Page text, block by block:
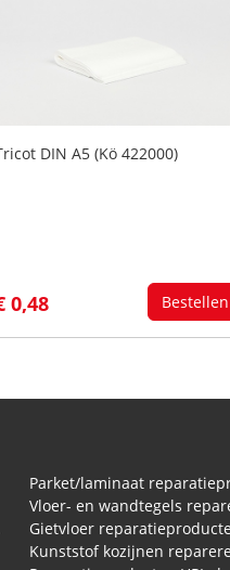
DIN A5 (Kö 422000)
0,48 Bestellen
Parket/laminaat
Vloer- en wandtegels
Gietvloer
Kunststof kozijnen